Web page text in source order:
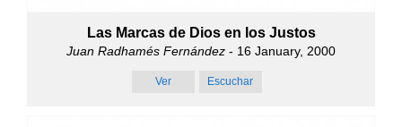
Las Marcas de Dios en los Justos
Juan Radhamés Fernández - 16 January, 2000
Ver Escuchar